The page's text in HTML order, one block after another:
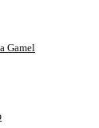
Gamel